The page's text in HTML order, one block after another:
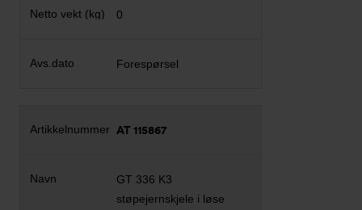
0
Forespørsel
AT 115867
GT 336 K3
støpejernskjele i løse